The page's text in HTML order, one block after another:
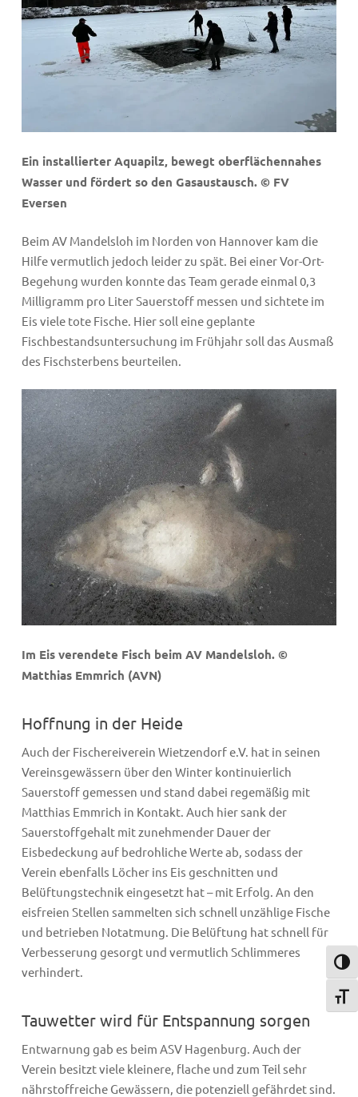
Ein installierter Aquapilz, bewegt oberflächennahes
Wasser und fördert so den Gasaustausch. © FV
Eversen
Beim AV Mandelsloh im Norden von Hannover kam die
Hilfe vermutlich jedoch leider zu spät. Bei einer Vor-Ort-
Begehung wurden konnte das Team gerade einmal 0,3
Milligramm pro Liter Sauerstoff messen und sichtete im
Eis viele tote Fische. Hier soll eine geplante
Fischbestandsuntersuchung im Frühjahr soll das Ausmaß
des Fischsterbens beurteilen.
Im Eis verendete Fisch beim AV Mandelsloh. ©
Matthias Emmrich (AVN)
Hoffnung in der Heide
Auch der Fischereiverein Wietzendorf e.V. hat in seinen
Vereinsgewässern über den Winter kontinuierlich
Sauerstoff gemessen und stand dabei regemäßig mit
Matthias Emmrich in Kontakt. Auch hier sank der
Sauerstoffgehalt mit zunehmender Dauer der
Eisbedeckung auf bedrohliche Werte ab, sodass der
Verein ebenfalls Löcher ins Eis geschnitten und
Belüftungstechnik eingesetzt hat – mit Erfolg. An den
eisfreien Stellen sammelten sich schnell unzählige Fische
und betrieben Notatmung. Die Belüftung hat schnell für
Verbesserung gesorgt und vermutlich Schlimmeres
verhindert.
Tauwetter wird für Entspannung sorgen
Entwarnung gab es beim ASV Hagenburg. Auch der
Verein besitzt viele kleinere, flache und zum Teil sehr
nährstoffreiche Gewässern, die potenziell gefährdet sind.